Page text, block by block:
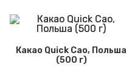
Какао Quick Cao, Польша
(500 г)